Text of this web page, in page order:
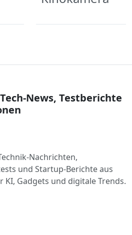
News, Testberichte
Nachrichten,
und Startup-Berichte aus
KI, Gadgets und digitale Trends.